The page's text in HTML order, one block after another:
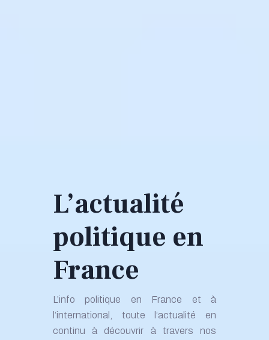
L’actualité
politique en
France
L’info politique en France et à
l’international, toute l’actualité en
continu à découvrir à travers nos